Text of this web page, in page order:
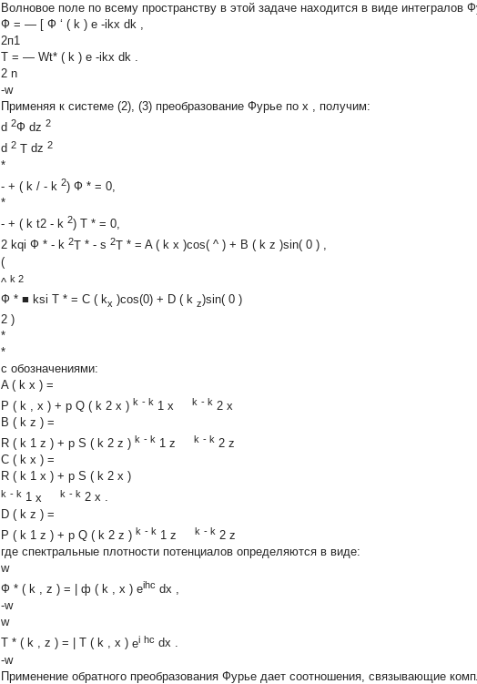
Волновое поле по всему пространству в этой задаче находится в виде интегралов
Ф = — [ Ф ‘ ( k ) e -ikx dk ,
2п1
T = — Wt* ( k ) e -ikx dk .
2 n
-w
Применяя к системе (2), (3) преобразование Фурье по x , получим:
d 2Ф dz 2
d 2 T dz 2
*
- + ( k / - k 2) Ф * = 0,
*
- + ( k t2 - k 2) T * = 0,
2 kqi Ф * - k 2T * - s 2T * = A ( k x )cos( ^ ) + B ( k z )sin( 0 ) ,
(
^ k 2
Ф * ■ ksi T * = C ( kx )cos(0) + D ( k z)sin( 0 )
2 )
*
*
с обозначениями:
A ( k x ) =
P ( k , x ) + p Q ( k 2 x ) k - k 1 x k - k 2 x
B ( k z ) =
R ( k 1 z ) + p S ( k 2 z ) k - k 1 z k - k 2 z
C ( k x ) =
R ( k 1 x ) + p S ( k 2 x )
k - k 1 x k - k 2 x .
D ( k z ) =
P ( k 1 z ) + p Q ( k 2 z ) k - k 1 z k - k 2 z
где спектральные плотности потенциалов определяются в виде:
w
Ф * ( k , z ) = ф ( k , x ) eihc dx ,
-w
w
T * ( k , z ) = T ( k , x ) ei hc dx .
-w
Применение обратного преобразования Фурье дает соотношения, связывающие